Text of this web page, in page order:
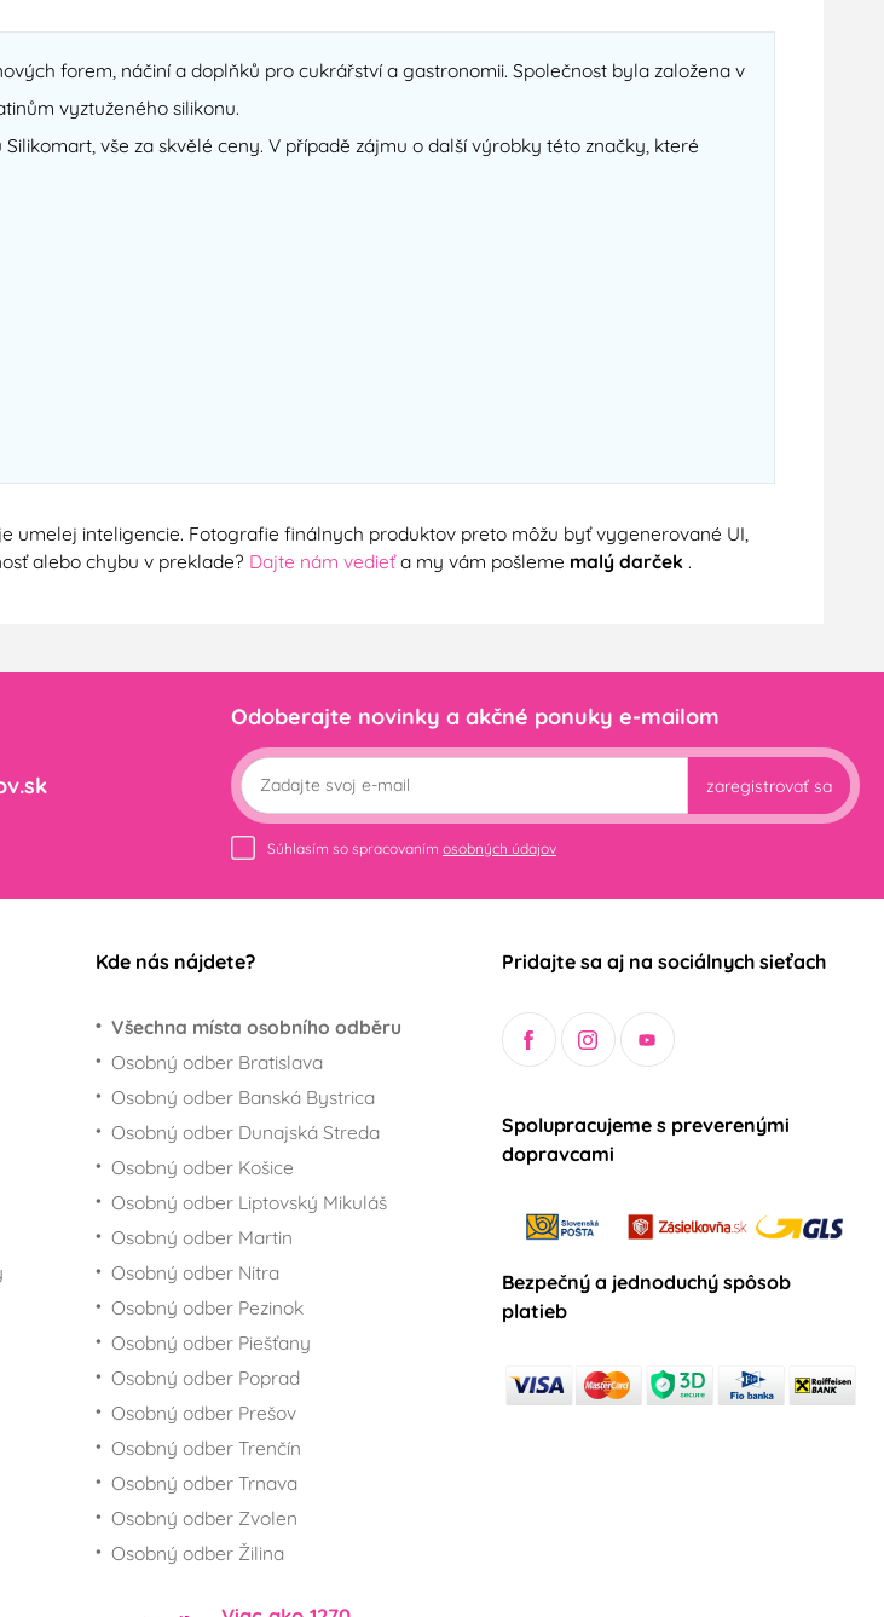
forem, náčiní a doplňků pro cukrářství a gastronomii. Společnost byla založena v
vyztuženého silikonu.
vše za skvělé ceny. V případě zájmu o další výrobky této značky, které
umelej inteligencie. Fotografie finálnych produktov preto môžu byť vygenerované UI,
alebo chybu v preklade? Dajte nám vedieťa my vám pošleme malý darček .
Odoberajte novinky a akčné ponuky e-mailom
zaregistrovať sa
Súhlasím so spracovaním osobných údajov
Kde nás nájdete?
Všechna místa osobního odběru
Osobný odber Bratislava
Osobný odber Banská Bystrica
Osobný odber Dunajská Streda
Osobný odber Košice
Osobný odber Liptovský Mikuláš
Osobný odber Martin
Osobný odber Nitra
Osobný odber Pezinok
Osobný odber Piešťany
Osobný odber Poprad
Osobný odber Prešov
Osobný odber Trenčín
Osobný odber Trnava
Osobný odber Zvolen
Osobný odber Žilina
Pridajte sa aj na sociálnych sieťach
Spolupracujeme s preverenými
dopravcami
Bezpečný a jednoduchý spôsob
platieb